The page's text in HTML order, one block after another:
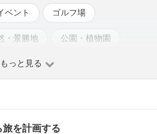
ベント ゴルフ場
・景勝地 公園・植物園
もっと見る
を計画する